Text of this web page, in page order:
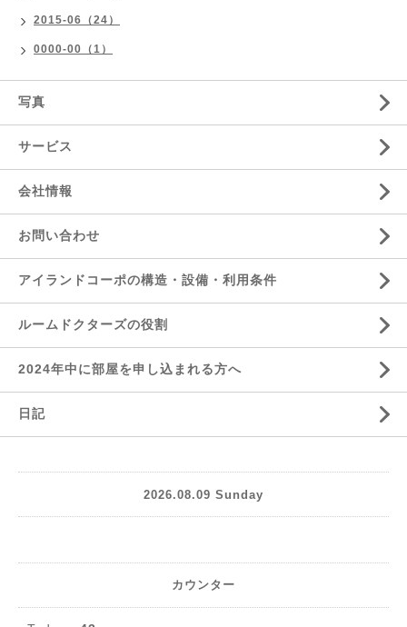
2015-06（24）
0000-00（1）
写真
サービス
会社情報
お問い合わせ
アイランドコーポの構造・設備・利用条件
ルームドクターズの役割
2024年中に部屋を申し込まれる方へ
日記
2026.08.09 Sunday
カウンター